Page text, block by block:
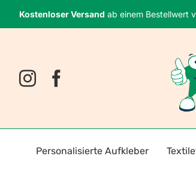
Inhalt
springen
Kostenloser Versand ab einem Bestellwert
Personalisierte Aufkleber